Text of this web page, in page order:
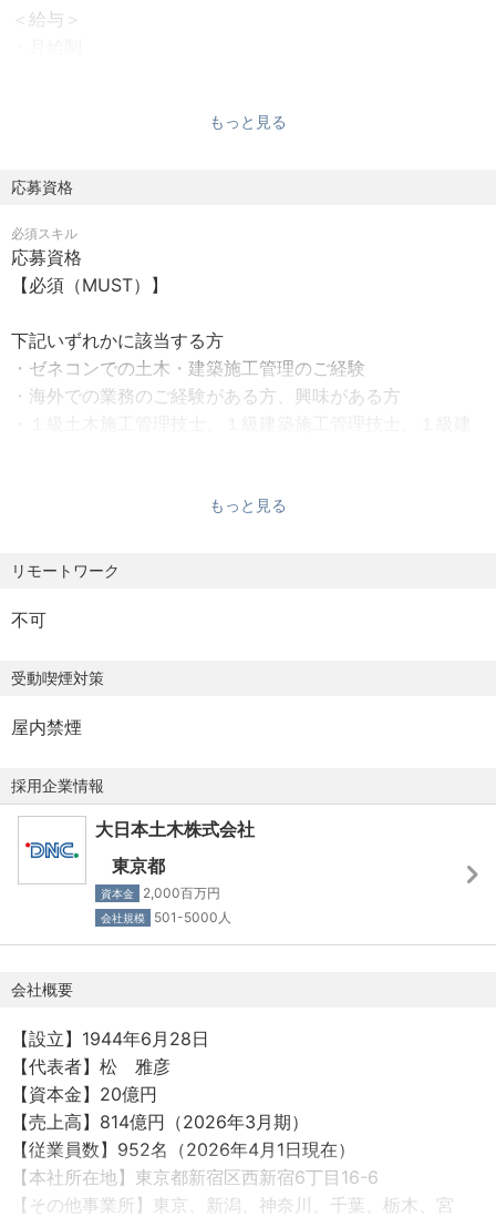
・現場代理人・監理技術者業務: 官公庁発注の公共工事にお
滑に進捗するよう管理します。
準に基づきチェック・指導を行います。
確な計測と管理を行います。
・安全管理: 危険を未然に防ぎ、作業員が安全に働ける環境
を確保します。
・原価管理: 予算内で工事を完了させるため、コストを厳し
く管理し、効率的な運営を行います。
・協力会社との交渉/調整: 現地および日本の協力会社と密
に連携し、円滑なプロジェクト推進を図ります。
ンフラプロジェクトを成功に導く重要な役割を担っていた
を創り出すことで、大きな達成感と社会貢献を実感できま
大日本土木では、あなたの成長を強力にサポートする社員
登用制度を設けています。
半年に1回、契約社員から正社員への社員登用試験を実施し
ています。
社員登用実績は多数あります。
大日本土木株式会社は、日本国内にとどまらず、世界中の
開発途上国のインフラ整備に貢献している総合建設会社で
す。
土木・建築のバランスの取れた事業構造により、景気の変
動に左右されにくい安定した経営基盤を築いています。
2002年の資本構成変更以降、黒字経営を継続し、有利子負
＜給与＞
・海外支店：東京都新宿区西新宿6丁目16番6号 タツミビル
・受動喫煙対策：屋内全面禁煙
・変更の範囲：会社の定める事業所
・所属は海外支店となり、プロジェクトごとに各国の現場
・転勤有：プロジェクトごとに海外赴任となります。
・赴任先地域例：アフリカ、パプアニューギニア、キリ
バス、キルギス、タジキスタン
・休憩時間：60分（12:00～13:00）
国内勤務時
・年間有給休暇10日～20日
海外赴任時
・残業等の賃金計算は、国内と同じ算定条件です。
＜社会保険＞
・健康保険、厚生年金保険、雇用保険、労災保険
・残業手当有
■海外手当（海外在勤手当、海外語学手当）
もっと見る
応募資格
必須スキル
応募資格
【必須（MUST）】
下記いずれかに該当する方
・ゼネコンでの土木・建築施工管理のご経験
・海外での業務のご経験がある方、興味がある方
もっと見る
リモートワーク
不可
受動喫煙対策
屋内禁煙
採用企業情報
大日本土木株式会社
東京都
資本金 2,000百万円
会社規模 501-5000人
会社概要
【設立】1944年6月28日
【代表者】松 雅彦
【資本金】20億円
【売上高】814億円（2026年3月期）
【従業員数】952名（2026年4月1日現在）
【本社所在地】東京都新宿区西新宿6丁目16-6
【その他事業所】東京、新潟、神奈川、千葉、栃木、宮